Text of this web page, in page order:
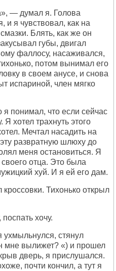
— думал я. Голова
и я чувствовал, как на
Блять, как же он
губы, двигал
фаллосу, насаживался,
потом вынимал его
в своем анусе, и снова
испариной, член мягко
понимал, что если сейчас
Я хотел трахнуть этого
Мечтал насадить на
развратную шлюху до
меня остановиться. Я
отца. Это была
хуй. И я ей его дам.
Тихонько открыл
хочу.
стянул
мне вылижет? «) и прошел
дверь, я прислушался.
почти кончил, а тут я